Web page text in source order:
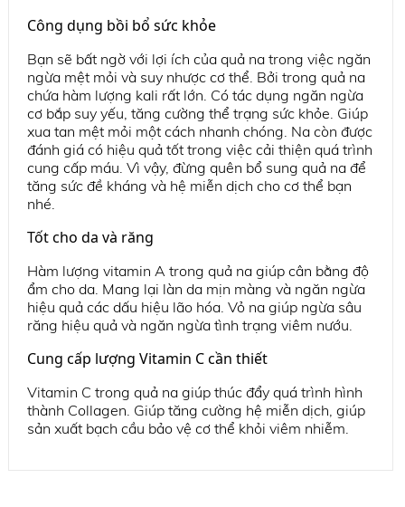
Công dụng bồi bổ sức khỏe
Bạn sẽ bất ngờ với lợi ích của quả na trong việc ngăn
ngừa mệt mỏi và suy nhược cơ thể. Bởi trong quả na
chứa hàm lượng kali rất lớn. Có tác dụng ngăn ngừa
cơ bắp suy yếu, tăng cường thể trạng sức khỏe. Giúp
xua tan mệt mỏi một cách nhanh chóng. Na còn được
đánh giá có hiệu quả tốt trong việc cải thiện quá trình
cung cấp máu. Vì vậy, đừng quên bổ sung quả na để
tăng sức đề kháng và hệ miễn dịch cho cơ thể bạn
nhé.
Tốt cho da và răng
Hàm lượng vitamin A trong quả na giúp cân bằng độ
ẩm cho da. Mang lại làn da mịn màng và ngăn ngừa
hiệu quả các dấu hiệu lão hóa. Vỏ na giúp ngừa sâu
răng hiệu quả và ngăn ngừa tình trạng viêm nướu.
Cung cấp lượng Vitamin C cần thiết
Vitamin C trong quả na giúp thúc đẩy quá trình hình
thành Collagen. Giúp tăng cường hệ miễn dịch, giúp
sản xuất bạch cầu bảo vệ cơ thể khỏi viêm nhiễm.